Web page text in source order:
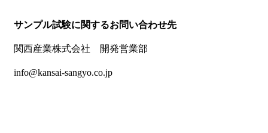
サンプル試験に関するお問い合わせ先
関西産業株式会社 開発営業部
info@kansai-sangyo.co.jp